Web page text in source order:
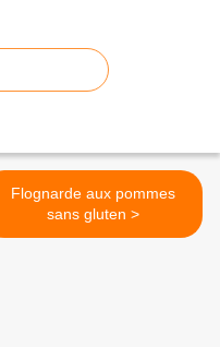
Flognarde aux pommes
sans gluten >